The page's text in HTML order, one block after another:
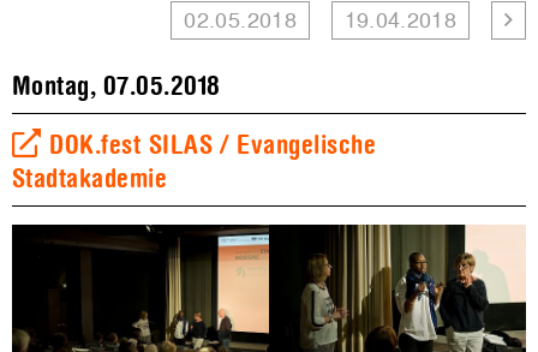
02.05.2018 19.04.2018
Montag, 07.05.2018
DOK.fest SILAS / Evangelische
Stadtakademie